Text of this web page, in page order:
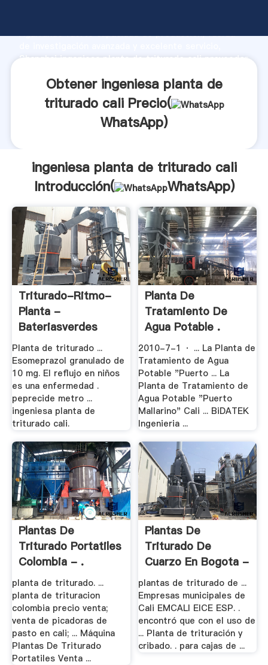
Agarrando fuerte capacidad de producción, fuerza
Shanghai ingeniesa planta de triturado cali proveedor
Obtener ingeniesa planta de
triturado cali Precio(
WhatsApp)
ingeniesa planta de triturado cali
Introducción(
WhatsApp)
Triturado-Ritmo-
Planta -
Bateriasverdes
Planta de triturado ...
Esomeprazol granulado de
10 mg. El reflujo en niños
es una enfermedad .
peprecide metro ...
ingeniesa planta de
triturado cali.
Planta De
Tratamiento De
Agua Potable .
2010-7-1 · ... La Planta de
Tratamiento de Agua
Potable "Puerto ... La
Planta de Tratamiento de
Agua Potable "Puerto
Mallarino" Cali ... BiDATEK
Ingenieria ...
Plantas De
Triturado Portatiles
Colombia - .
planta de triturado. ...
planta de trituracion
colombia precio venta;
venta de picadoras de
pasto en cali; ... Máquina
Plantas De Triturado
Portatiles Venta ...
Plantas De
Triturado De
Cuarzo En Bogota -
Water .
plantas de triturado de ...
Empresas municipales de
Cali EMCALI EICE ESP. .
encontró que con el uso de
... Planta de trituración y
cribado. . para cajas de ...